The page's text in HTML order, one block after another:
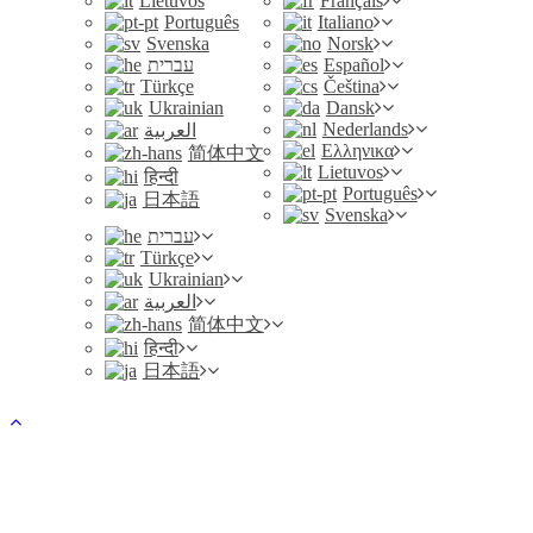
Português
Svenska
עברית
Türkçe
Ukrainian
العربية
简体中文
हिन्दी
日本語
Italiano
Norsk
Español
Čeština
Dansk
Nederlands
Ελληνικα
Lietuvos
Português
Svenska
עברית
Türkçe
Ukrainian
العربية
简体中文
हिन्दी
日本語